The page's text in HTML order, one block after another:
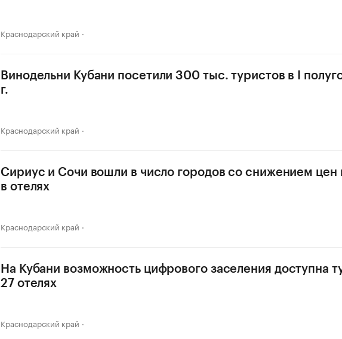
Краснодарский край
Винодельни Кубани посетили 300 тыс. туристов в I
г.
Краснодарский край
Сириус и Сочи вошли в число городов со снижением цен
в отелях
Краснодарский край
На Кубани возможность цифрового заселения доступна
27 отелях
Краснодарский край